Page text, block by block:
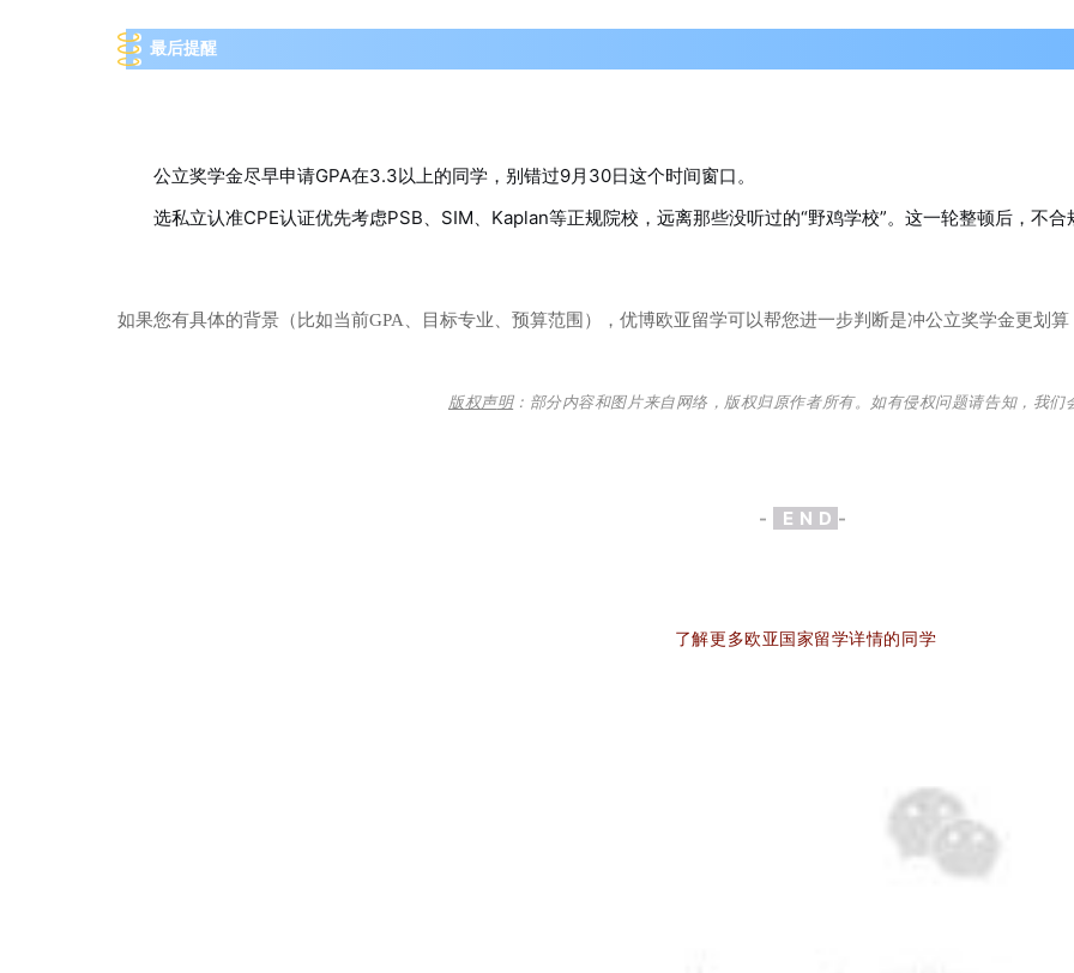
最后提醒
公立奖学金尽早申请GPA在3.3以上的同学，别错过9月30日这个时间窗口。
选私立认准CPE认证优先考虑PSB、SIM、 Kaplan等正规院校，远离那些没听过的“野鸡学校”。这一轮整顿后，不
如果您有具体的背景（比如当前GPA、目标专业、预算范围）， 优博欧亚留学可以帮您进一步判断是冲公立奖学金更划
版权声明： 部分内容和图片来自网络 ， 版权归原作者所有。 如有侵权问题请告知， 我们
- E N D -
了解更多欧亚国家留学详情的同学